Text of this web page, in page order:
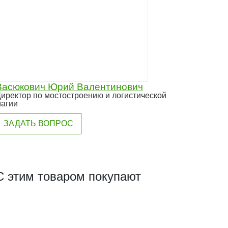
Юрий Валентинович
по мостостроению и логистической
ЗАДАТЬ ВОПРОС